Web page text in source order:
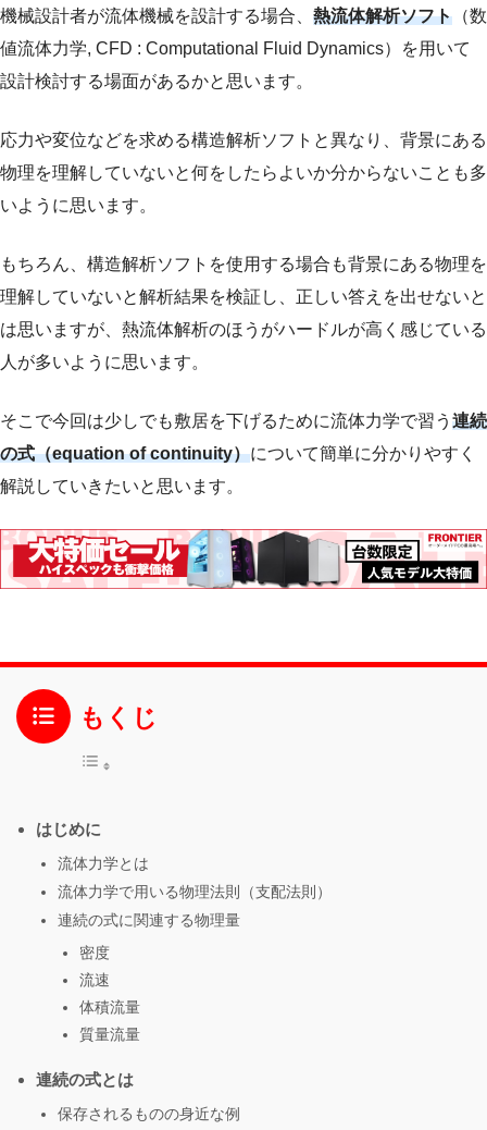
機械設計者が流体機械を設計する場合、 熱流体解析ソフト （数
値流体力学, CFD : Computational Fluid Dynamics）を用いて
設計検討する場面があるかと思います。
応力や変位などを求める構造解析ソフトと異なり、背景にある
物理を理解していないと何をしたらよいか分からないことも多
いように思います。
もちろん、構造解析ソフトを使用する場合も背景にある物理を
理解していないと解析結果を検証し、正しい答えを出せないと
は思いますが、熱流体解析のほうがハードルが高く感じている
人が多いように思います。
そこで今回は少しでも敷居を下げるために流体力学で習う 連続
の式（equation of continuity）について簡単に分かりやすく
解説していきたいと思います。
もくじ
はじめに
流体力学とは
流体力学で用いる物理法則（支配法則）
連続の式に関連する物理量
密度
流速
体積流量
質量流量
連続の式とは
保存されるものの身近な例